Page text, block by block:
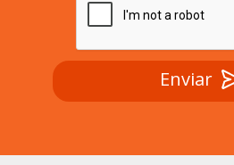
Enviar